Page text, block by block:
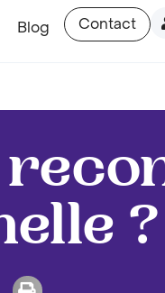
Blog Contact
?